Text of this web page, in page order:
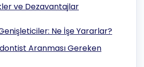
ve Dezavantajlar
Ne İşe Yararlar?
Aranması Gereken